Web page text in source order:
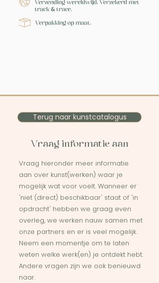
Terug naar kunstcatalogus
Vraag informatie aan
Vraag hieronder meer informatie
aan over kunst(werken) waar je
mogelijk wat voor voelt. Wanneer er
'niet (direct) beschikbaar' staat of 'in
opdracht' hebben we graag even
overleg, we werken nauw samen met
onze partners en er is veel mogelijk.
Neem een momentje om te laten
weten welke werk(en) je ontdekt hebt.
Andere vragen zijn we ook benieuwd
naar.